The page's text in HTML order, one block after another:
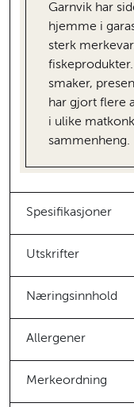
Garnvik har
hjemme i
sterk
smaker,
har gjort flere
i ulike
sammenheng.
Spesifikasjoner
Utskrifter
Næringsinnhold
Allergener
Merkeordning